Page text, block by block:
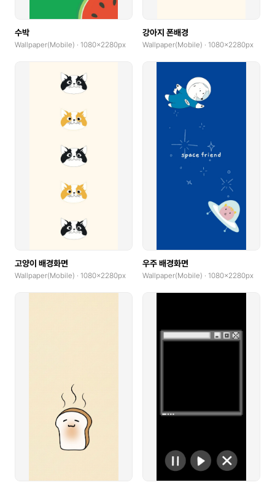
수박
Wallpaper(Mobile) · 1080x2280px
강아지 폰배경
Wallpaper(Mobile) · 1080x2280px
고양이 배경화면
Wallpaper(Mobile) · 1080x2280px
우주 배경화면
Wallpaper(Mobile) · 1080x2280px